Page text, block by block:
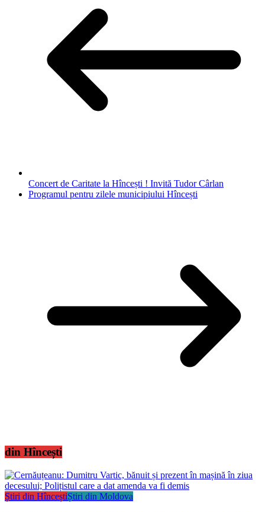
Concert de Caritate la Hîncești ! Invită Tudor Cârlan
Programul pentru zilele municipiului Hîncești
din Hîncești
Știri din HînceștiȘtiri din Moldova